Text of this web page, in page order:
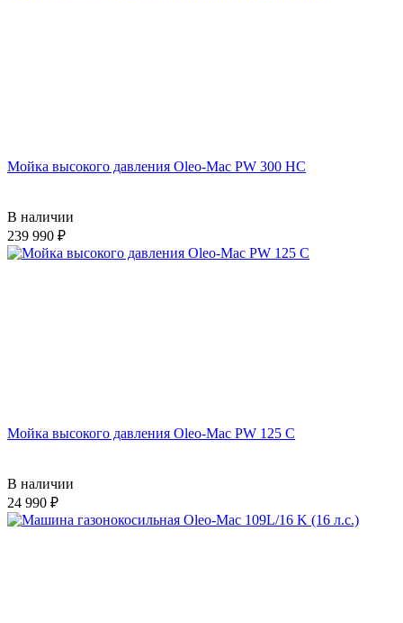
Мойка высокого давления Oleo-Mac PW 300 HС
В наличии
239 990
Мойка высокого давления Oleo-Mac PW 125 C
В наличии
24 990